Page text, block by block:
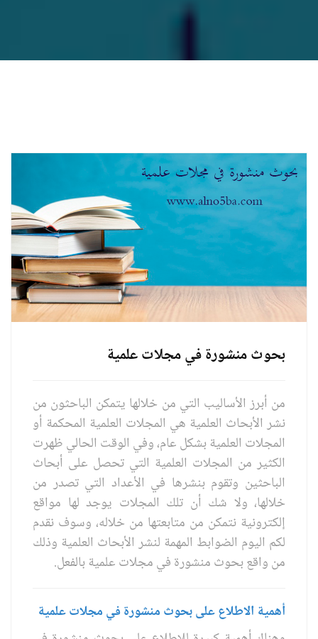
بحوث منشورة في مجلات علمية
من أبرز الأساليب التي من خلالها يتمكن الباحثون من
نشر الأبحاث العلمية هي المجلات العلمية المحكمة أو
المجلات العلمية بشكل عام، وفي الوقت الحالي ظهرت
الكثير من المجلات العلمية التي تحصل على أبحاث
الباحثين وتقوم بنشرها في الأعداد التي تصدر من
خلالها، ولا شك أن تلك المجلات يوجد لها مواقع
إلكترونية نتمكن من متابعتها من خلاله، وسوف نقدم
لكم اليوم الضوابط المهمة لنشر الأبحاث العلمية وذلك
من واقع بحوث منشورة في مجلات علمية بالفعل.
أهمية الاطلاع على بحوث منشورة في مجلات علمية